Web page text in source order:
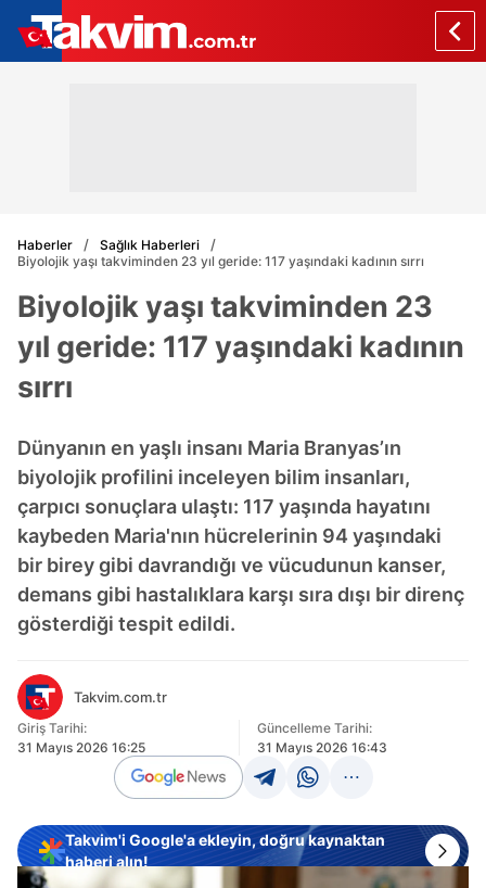
Haberler
Sağlık Haberleri
Biyolojik yaşı takviminden 23 yıl geride: 117 yaşındaki kadının sırrı
Biyolojik yaşı takviminden 23
yıl geride: 117 yaşındaki kadının
sırrı
Dünyanın en yaşlı insanı Maria Branyas’ın
biyolojik profilini inceleyen bilim insanları,
çarpıcı sonuçlara ulaştı: 117 yaşında hayatını
kaybeden Maria'nın hücrelerinin 94 yaşındaki
bir birey gibi davrandığı ve vücudunun kanser,
demans gibi hastalıklara karşı sıra dışı bir direnç
gösterdiği tespit edildi.
Takvim.com.tr
Giriş Tarihi:
31 Mayıs 2026 16:25
Güncelleme Tarihi:
31 Mayıs 2026 16:43
Takvim'i Google'a ekleyin, doğru kaynaktan
haberi alın!